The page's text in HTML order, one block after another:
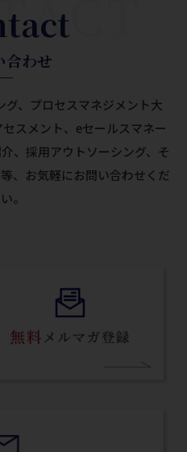
合わせ
、プロセスマネジメント大
スメント、eセールスマネー
、採用アウトソーシング、そ
、お気軽にお問い合わせくだ
。